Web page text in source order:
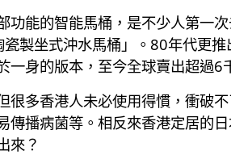
功能的智能馬桶，是不少人第一
製坐式沖水馬桶」。80年代更
身的版本，至今全球賣出超過6
很多香港人未必使用得慣，衝破
傳播病菌等。相反來香港定居的
來？